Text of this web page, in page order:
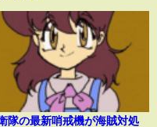
隊の最新哨戒機が海賊対処